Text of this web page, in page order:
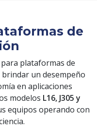
de
plataformas de
un desempeño
en aplicaciones
modelos L16, J305 y
equipos operando con